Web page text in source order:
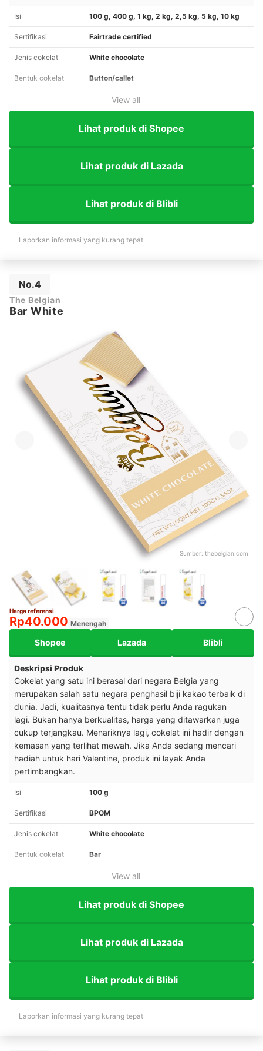
Isi 100 g, 400 g, 1 kg, 2 kg, 2,5 kg, 5 kg, 10 kg
Sertifikasi Fairtrade certified
Jenis cokelat White chocolate
Bentuk cokelat Button/callet
View all
Lihat produk di Shopee
Lihat produk di Lazada
Lihat produk di Blibli
Laporkan informasi yang kurang tepat
No.4
The Belgian
Bar White
Sumber: thebelgian.com
Harga referensi
Rp40.000 Menengah
Shopee Lazada Blibli
Deskripsi Produk
Cokelat yang satu ini berasal dari negara Belgia yang
merupakan salah satu negara penghasil biji kakao terbaik di
dunia. Jadi, kualitasnya tentu tidak perlu Anda ragukan
lagi. Bukan hanya berkualitas, harga yang ditawarkan juga
cukup terjangkau. Menariknya lagi, cokelat ini hadir dengan
kemasan yang terlihat mewah. Jika Anda sedang mencari
hadiah untuk hari Valentine, produk ini layak Anda
pertimbangkan.
Isi 100 g
Sertifikasi BPOM
Jenis cokelat White chocolate
Bentuk cokelat Bar
View all
Lihat produk di Shopee
Lihat produk di Lazada
Lihat produk di Blibli
Laporkan informasi yang kurang tepat